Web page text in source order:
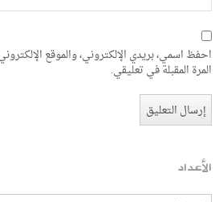
احفظ اسمي، بريدي الإلكتروني، والموقع
المرة المقبلة في تعليقي.
الأعداد